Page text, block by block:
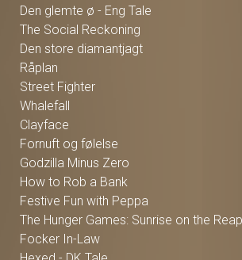
Den glemte ø - Eng Tale
The Social Reckoning
Den store diamantjagt
Råplan
Street Fighter
Whalefall
Clayface
Fornuft og følelse
Godzilla Minus Zero
How to Rob a Bank
Festive Fun with Peppa
The Hunger Games: Sunrise on the
Focker In-Law